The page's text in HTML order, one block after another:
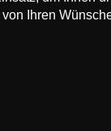
Ihren